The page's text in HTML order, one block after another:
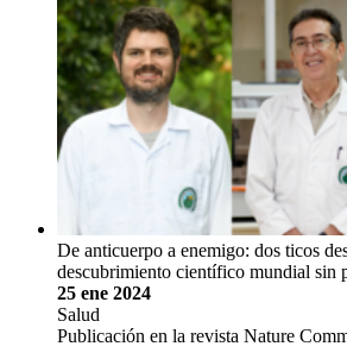
De anticuerpo a enemigo: dos ticos
descubrimiento científico mundial sin
25 ene 2024
Salud
Publicación en la revista Nature